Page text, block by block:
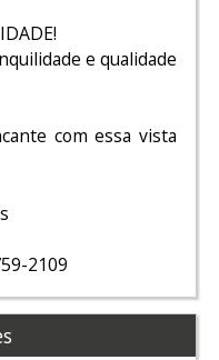
e qualidade
com essa vista
2109